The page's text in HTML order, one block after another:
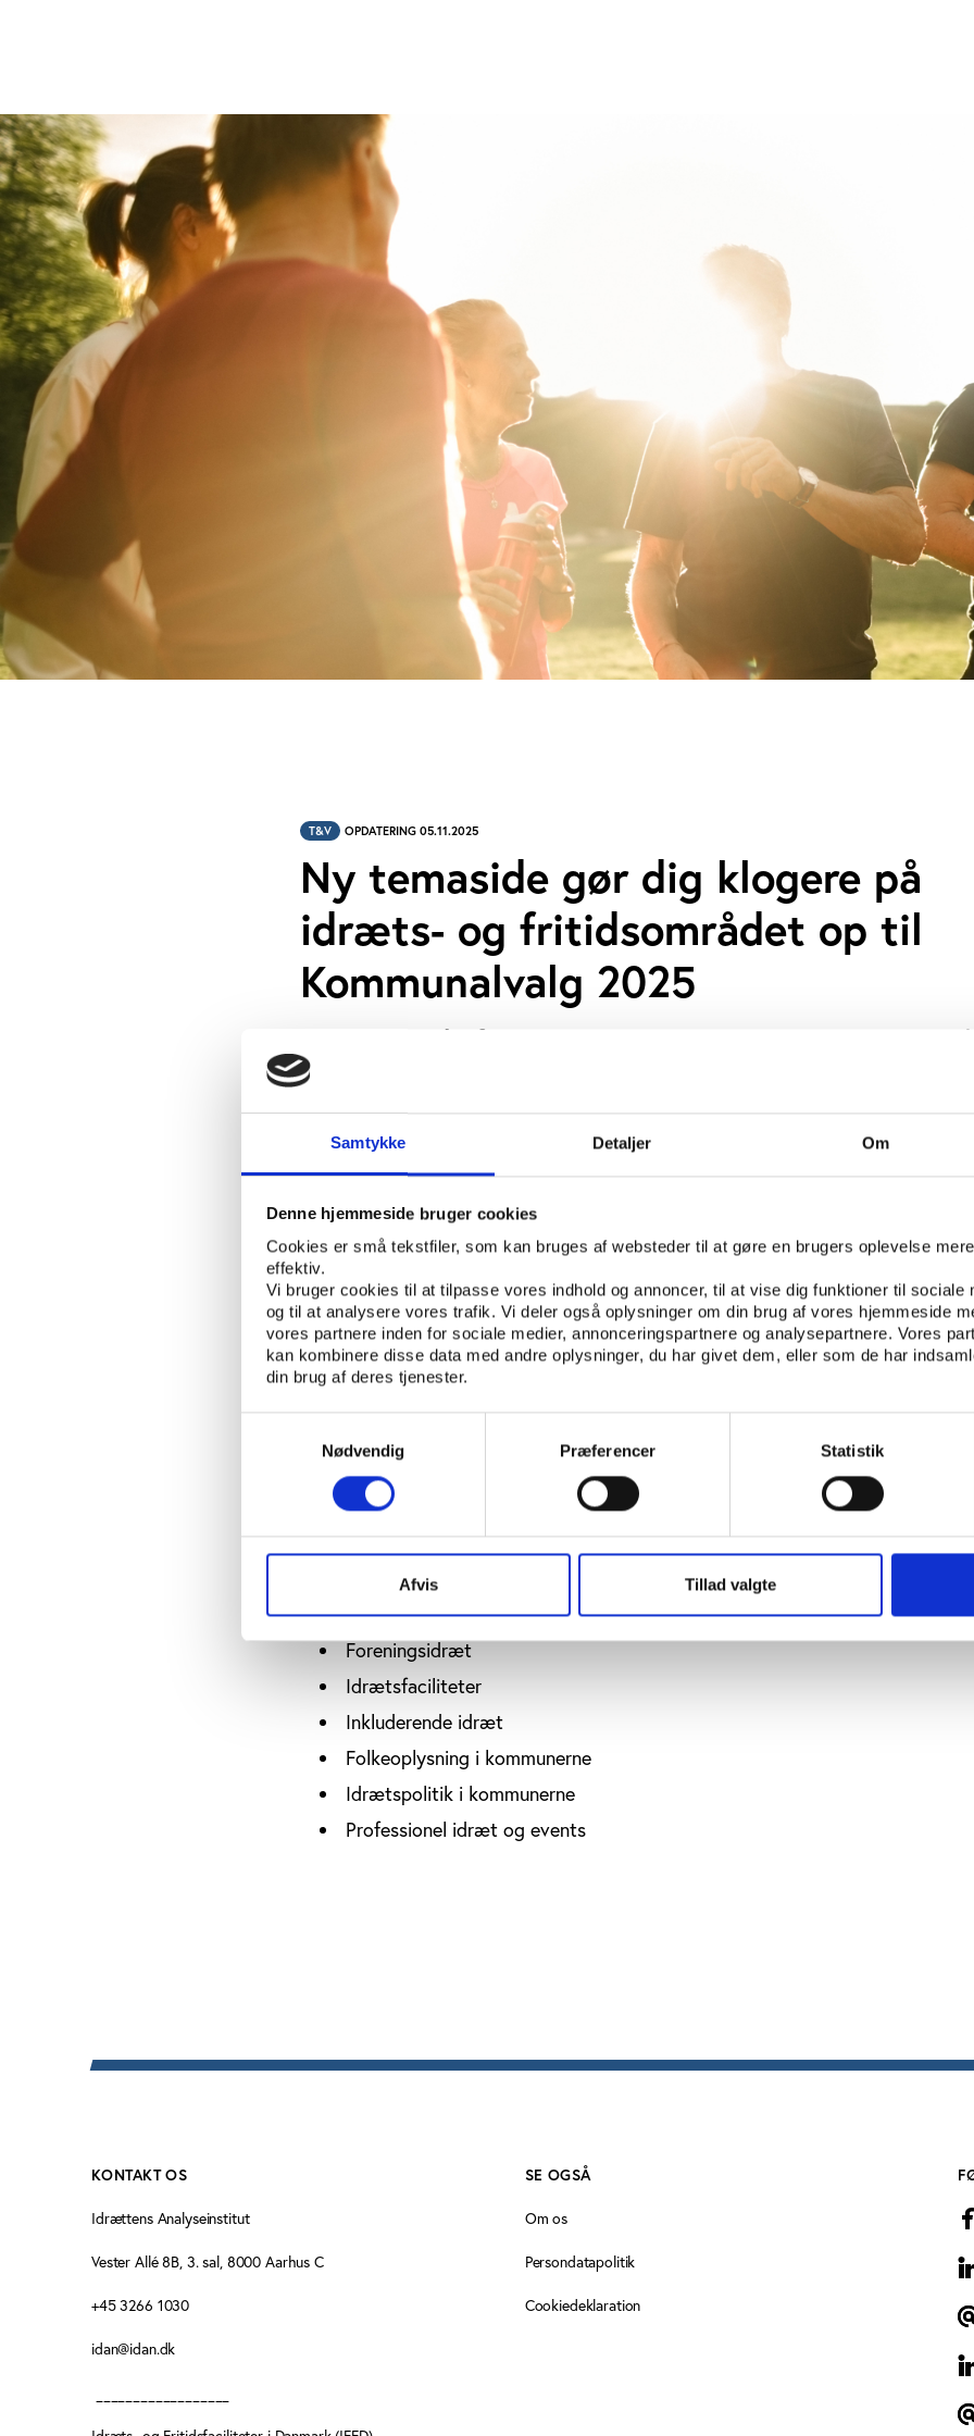
Samtykke Detaljer Om
Denne hjemmeside bruger cookies
Cookies er små tekstfiler, som kan bruges af websteder til at gøre en brugers oplevelse mere
effektiv.
Vi bruger cookies til at tilpasse vores indhold og annoncer, til at vise dig funktioner til sociale
og til at analysere vores trafik. Vi deler også oplysninger om din brug af vores hjemmeside
vores partnere inden for sociale medier, annonceringspartnere og analysepartnere. Vores
kan kombinere disse data med andre oplysninger, du har givet dem, eller som de har
din brug af deres tjenester.
Nødvendig
Præferencer Statistik
Afvis Tillad valgte
T&V OPDATERING 05.11.2025
Ny temaside gør dig klogere på
idræts- og fritidsområdet op til
Kommunalvalg 2025
Under overskriften KV25 introducerer en ny temaside på
viden til den nyeste viden om en række vigtige emner
kommunerne. Målet er at gøre det nemmere for alle at
debatter om idræt og fritid.
Tirsdag 18. november 2025 skal der vælges ca. 2.500 medlemmer til
kommunalbestyrelserne i landets 98 kommuner.
Mange af de nye kommunalbestyrelsesmedlemmer kan se frem til at skulle
idræts- og fritidsområdet enten i et dedikeret fritids- og kulturudvalg eller i
kultur og fritid er knyttet sammen med andre områder som f.eks. sundhed,
børn og demokrati.
fritidsområdet, som kan være relevante for kommunalpolitikere at orientere sig i
efter valget, uanset hvordan de kommer til at være i berøring med området.
Få viden om
Kultur- og fritidsudvalgs politiske råderum
Idræts- og motionsdeltagelse
Foreningsidræt
Idrætsfaciliteter
Inkluderende idræt
Folkeoplysning i kommunerne
Idrætspolitik i kommunerne
Professionel idræt og events
KONTAKT OS
Idrættens Analyseinstitut
Vester Allé 8B, 3. sal, 8000 Aarhus C
+45 3266 1030
idan@idan.dk
SE OGSÅ
Om os
Persondatapolitik
Cookiedeklaration